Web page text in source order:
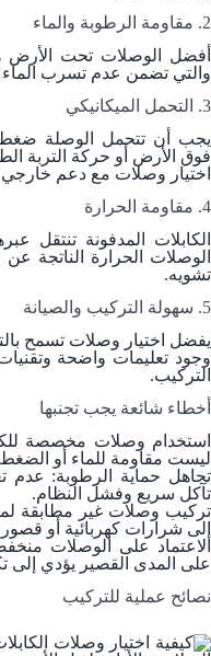
2. مقاومة الرطوبة والماء
والتي تضمن عدم تسرب
3. التحمل الميكانيكي
يجب أن تتحمل الوصلة ضغط
فوق الأرض أو حركة التربة
اختيار وصلات مع دعم
4. مقاومة الحرارة
الكابلات المدفونة تنتقل
الوصلات الحرارة الناتجة
تشويه.
5. سهولة التركيب والصيانة
يفضل اختيار وصلات تسمح
وجود تعليمات واضحة
التركيب.
أخطاء شائعة يجب تجنبها
استخدام وصلات مخصصة
ليست مقاومة للماء أو
تجاهل حماية الرطوبة:
تآكل سريع وفشل النظام.
تركيب وصلات غير مطابقة
إلى شرارات كهربائية أو قصور
الاعتماد على الوصلات
على المدى القصير يؤدي إلى
نصائح عملية للتركيب